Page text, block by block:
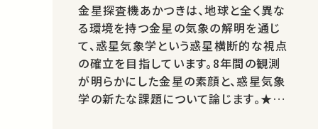
金星探査機あかつきは、地球と全く異な
る環境を持つ金星の気象の解明を通じ
て、惑星気象学という惑星横断的な視点
の確立を目指しています。8年間の観測
が明らかにした金星の素顔と、惑星気象
学の新たな課題について論じます。★あ